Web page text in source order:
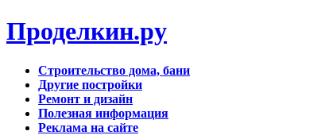
Проделкин.ру
Строительство дома, бани
Другие постройки
Ремонт и дизайн
Полезная информация
Реклама на сайте